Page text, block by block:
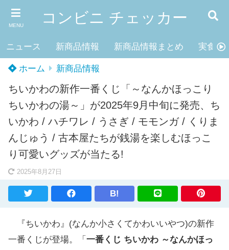
MENU コンビニ チェッカー
ニュース 新商品情報 新商品情報まとめ 実食レ
ホーム 新商品情報
ちいかわの新作一番くじ「～なんかほっこり
ちいかわの湯～」が2025年9月中旬に発売、ち
いかわ / ハチワレ / うさぎ / モモンガ / くりま
んじゅう / 古本屋たちが銭湯を楽しむほっこ
り可愛いグッズが当たる!
2025年8月27日
B!
『ちいかわ』(なんか小さくてかわいいやつ)の新作
一番くじが登場。「 一番くじ ちいかわ ～なんかほっ